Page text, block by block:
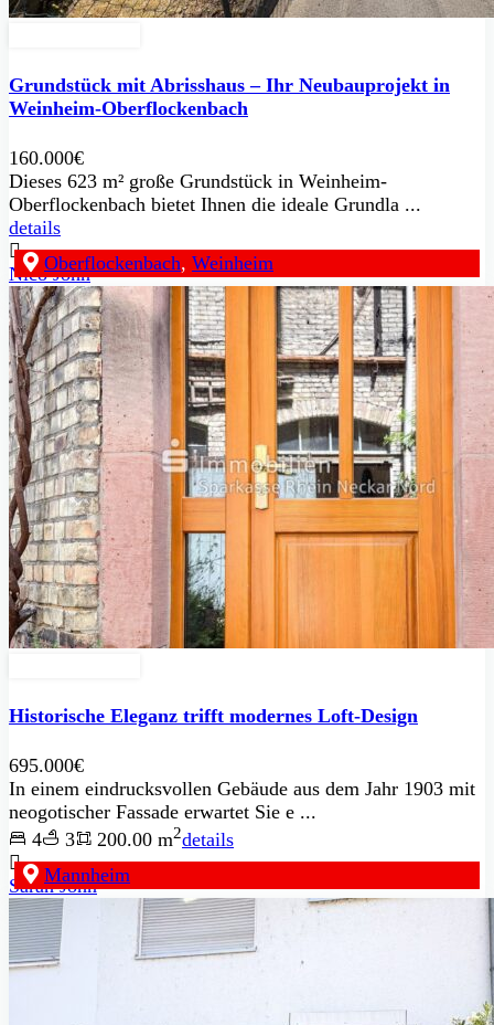
Oberflockenbach, Weinheim
Grundstück mit Abrisshaus – Ihr Neubauprojekt in
Weinheim-Oberflockenbach
160.000€
Dieses 623 m² große Grundstück in Weinheim-
Oberflockenbach bietet Ihnen die ideale Grundla ...
details
Nico John
Mannheim
Historische Eleganz trifft modernes Loft-Design
695.000€
In einem eindrucksvollen Gebäude aus dem Jahr 1903 mit
neogotischer Fassade erwartet Sie e ...
4
3 200.00 m2details
Sarah John